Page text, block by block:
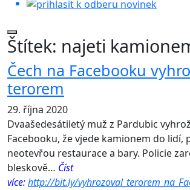
Štítek: najeti
Čech na Facebooku
terorem
29. října 2020
Dvaašedesátiletý muž z Pardubic
Facebooku, že vjede kamionem do lidí,
neotevřou restaurace a bary. Policie
bleskově… Číst
více:http://bit.ly/